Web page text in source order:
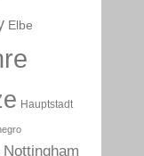
Elbe
Hauptstadt
Nottingham